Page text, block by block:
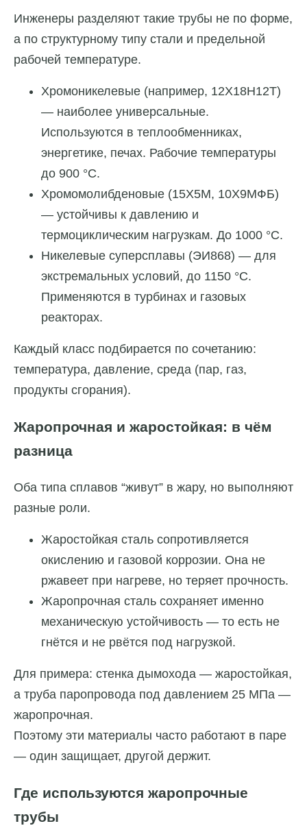
Инженеры разделяют такие трубы не по форме,
а по структурному типу стали и предельной
рабочей температуре.
Хромоникелевые (например, 12Х18Н12Т)
— наиболее универсальные.
Используются в теплообменниках,
энергетике, печах. Рабочие температуры
до 900 °C.
Хромомолибденовые (15Х5М, 10Х9МФБ)
— устойчивы к давлению и
термоциклическим нагрузкам. До 1000 °C.
Никелевые суперсплавы (ЭИ868) — для
экстремальных условий, до 1150 °C.
Применяются в турбинах и газовых
реакторах.
Каждый класс подбирается по сочетанию:
температура, давление, среда (пар, газ,
продукты сгорания).
Жаропрочная и жаростойкая: в чём
разница
Оба типа сплавов “живут” в жару, но выполняют
разные роли.
Жаростойкая сталь сопротивляется
окислению и газовой коррозии. Она не
ржавеет при нагреве, но теряет прочность.
Жаропрочная сталь сохраняет именно
механическую устойчивость — то есть не
гнётся и не рвётся под нагрузкой.
Для примера: стенка дымохода — жаростойкая,
а труба паропровода под давлением 25 МПа —
жаропрочная.
Поэтому эти материалы часто работают в паре
— один защищает, другой держит.
Где используются жаропрочные
трубы